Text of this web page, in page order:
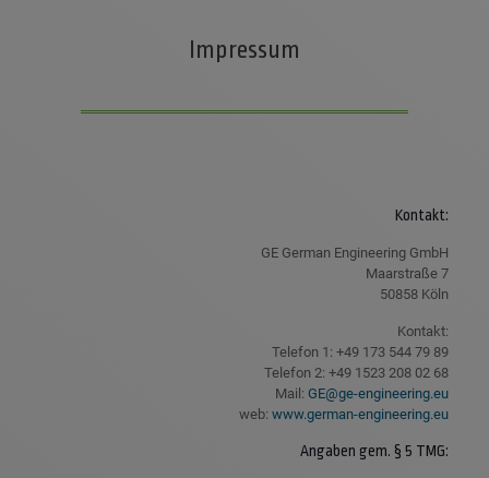
Impressum
Kontakt:
GE German Engineering GmbH
Maarstraße 7
50858 Köln
Kontakt:
Telefon 1: +49 173 544 79 89
Telefon 2: +49 1523 208 02 68
Mail:GE@ge-engineering.eu
web:www.german-engineering.eu
Angaben gem. § 5 TMG: